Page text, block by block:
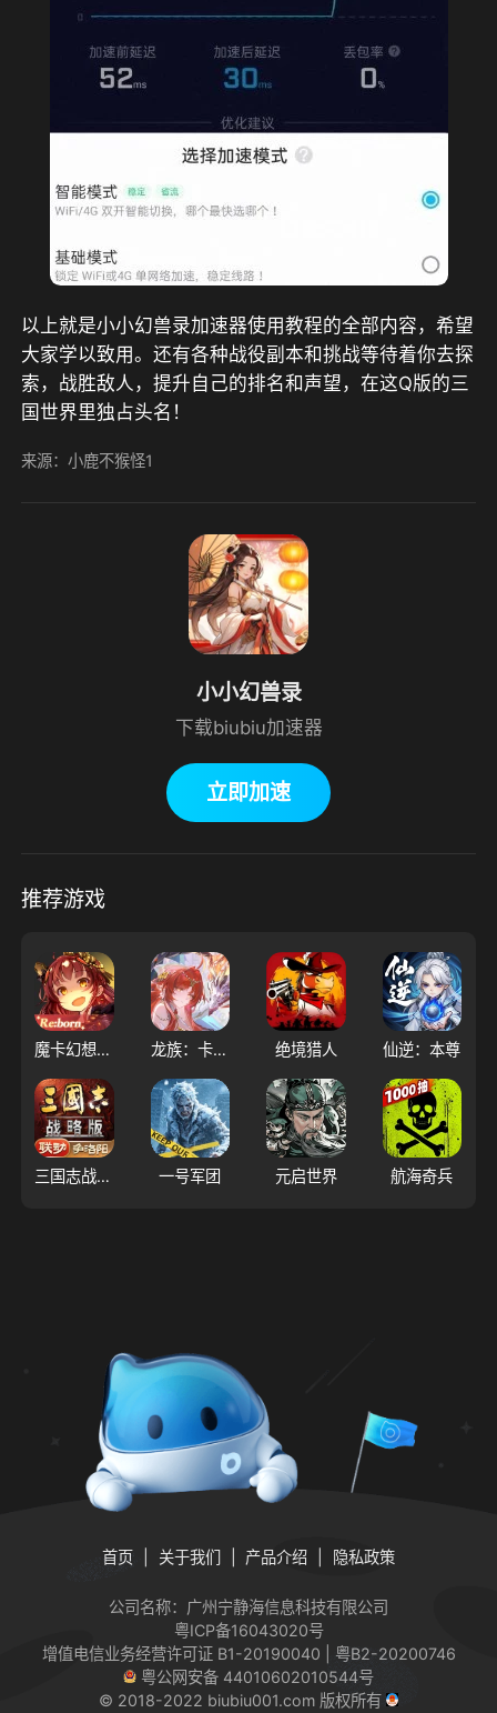
以上就是小小幻兽录加速器使用教程的全部内容，希望
大家学以致用。还有各种战役副本和挑战等待着你去探
索，战胜敌人，提升自己的排名和声望，在这Q版的三
国世界里独占头名！
来源：小鹿不猴怪1
小小幻兽录
下载biubiu加速器
立即加速
推荐游戏
魔卡幻想（大陆服） 龙族：卡塞尔之门 绝境猎人 仙逆：本尊
三国志战略版 一号军团 元启世界 航海奇兵
首页 关于我们 产品介绍 隐私政策
公司名称：广州宁静海信息科技有限公司
粤ICP备16043020号
增值电信业务经营许可证 B1-20190040 | 粤B2-20200746
粤公网安备 44010602010544号
© 2018-2022 biubiu001.com 版权所有